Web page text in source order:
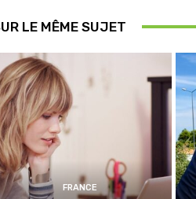
LE MÊME SUJET
FRANCE